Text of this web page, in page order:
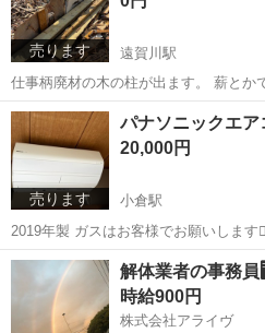
売ります 遠賀川駅
仕事柄廃材の木の柱が出ます。 薪とか
る方 探してます！！
福岡 遠賀郡 遠賀川駅
売ります
パナソニックエア
20,000円
小倉駅
2019年製 ガスはお客様でお願いします
福岡 北九州市 小倉駅 家電
解体業者の事務員
時給900円
株式会社アライヴ